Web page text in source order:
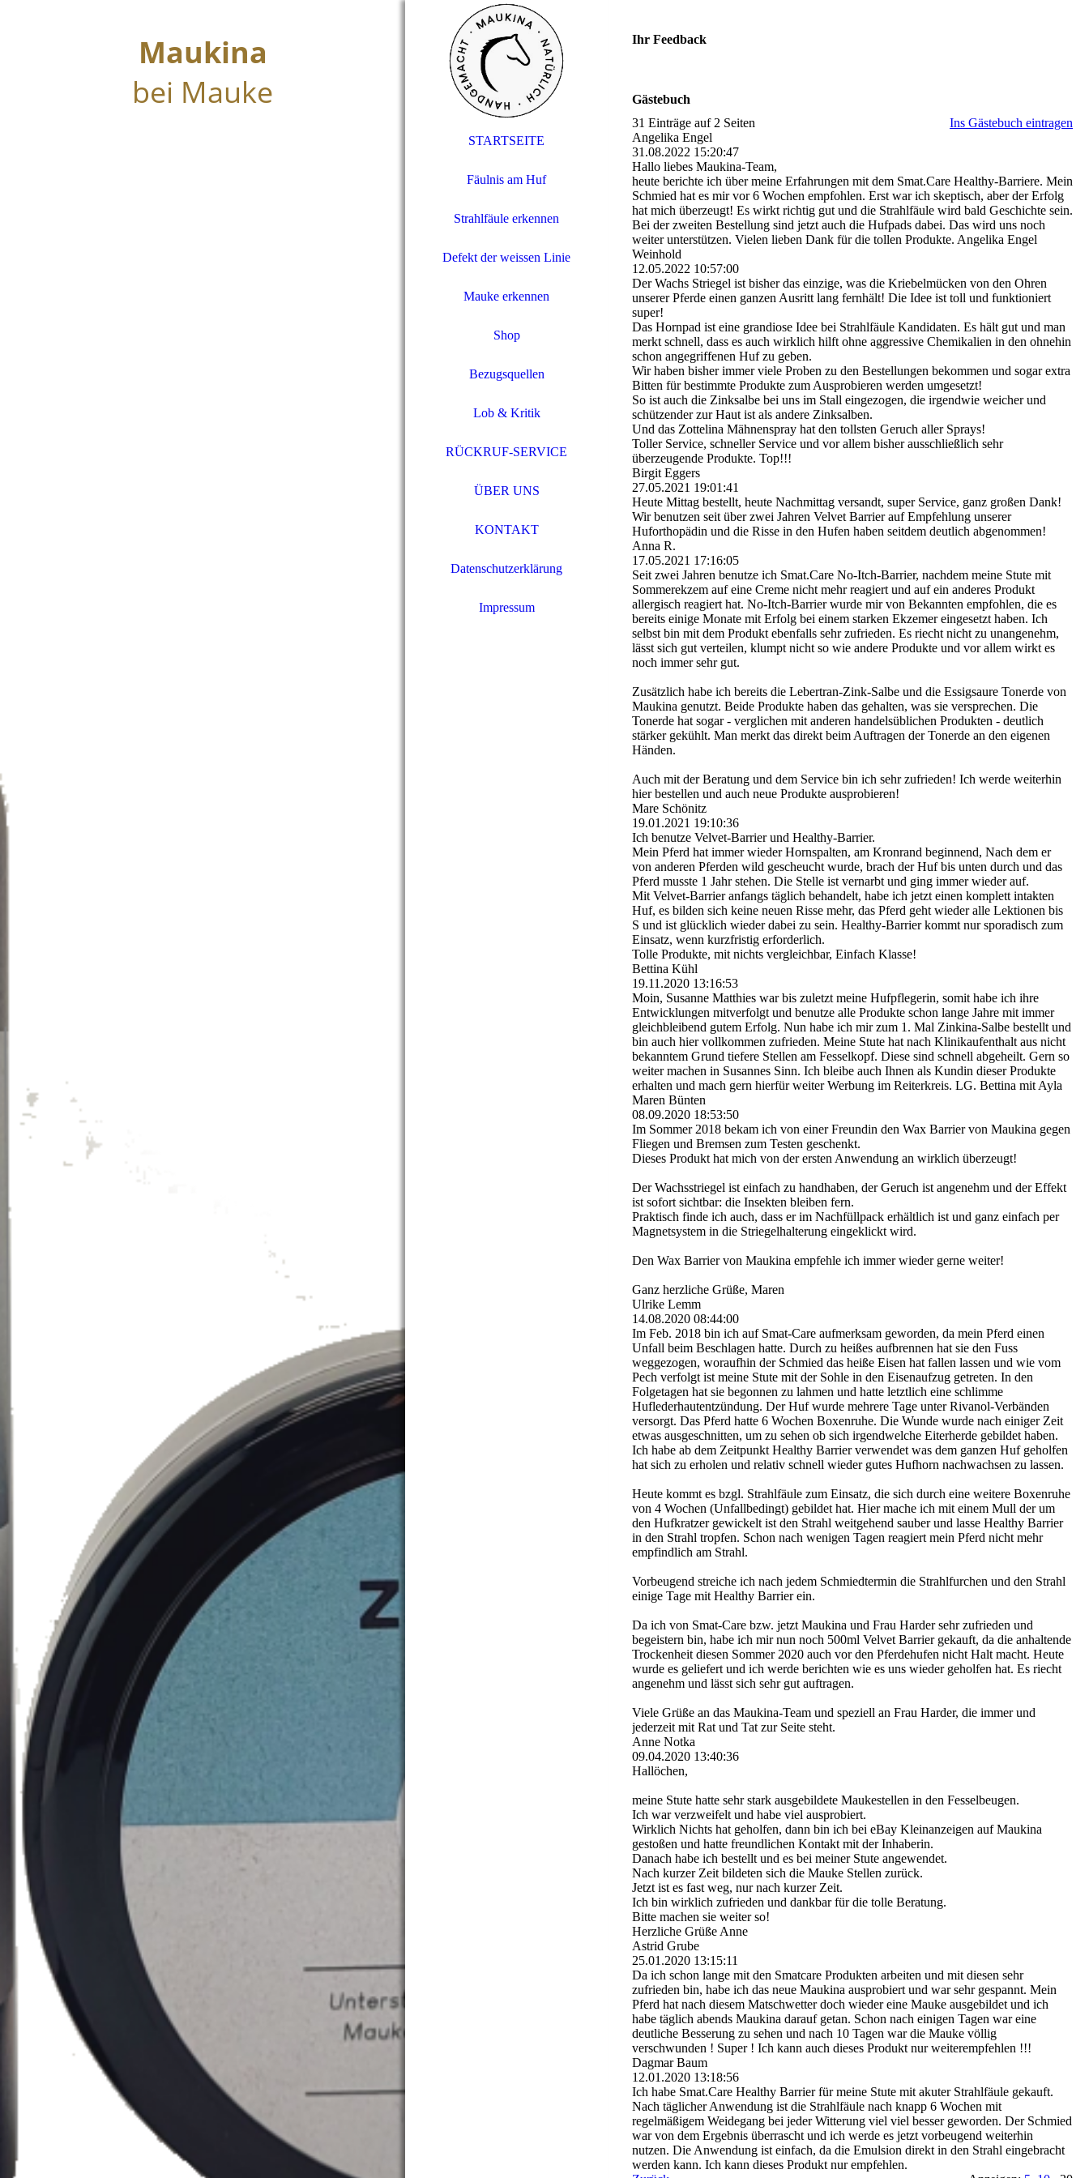
Maukina
bei Mauke
STARTSEITE
Fäulnis am Huf
Strahlfäule erkennen
Defekt der weissen Linie
Mauke erkennen
Shop
Bezugsquellen
Lob & Kritik
RÜCKRUF-SERVICE
ÜBER UNS
KONTAKT
Datenschutzerklärung
Impressum
Ihr Feedback
Gästebuch
31 Einträge auf 2 Seiten
Ins Gästebuch eintragen
Angelika Engel
31.08.2022 15:20:47
Hallo liebes Maukina-Team,
heute berichte ich über meine Erfahrungen mit dem Smat.Care Healthy-Barriere. Mein
Schmied hat es mir vor 6 Wochen empfohlen. Erst war ich skeptisch, aber der Erfolg
hat mich überzeugt! Es wirkt richtig gut und die Strahlfäule wird bald Geschichte sein.
Bei der zweiten Bestellung sind jetzt auch die Hufpads dabei. Das wird uns noch
weiter unterstützen. Vielen lieben Dank für die tollen Produkte. Angelika Engel
Weinhold
12.05.2022 10:57:00
Der Wachs Striegel ist bisher das einzige, was die Kriebelmücken von den Ohren
unserer Pferde einen ganzen Ausritt lang fernhält! Die Idee ist toll und funktioniert
super!
Das Hornpad ist eine grandiose Idee bei Strahlfäule Kandidaten. Es hält gut und man
merkt schnell, dass es auch wirklich hilft ohne aggressive Chemikalien in den ohnehin
schon angegriffenen Huf zu geben.
Wir haben bisher immer viele Proben zu den Bestellungen bekommen und sogar extra
Bitten für bestimmte Produkte zum Ausprobieren werden umgesetzt!
So ist auch die Zinksalbe bei uns im Stall eingezogen, die irgendwie weicher und
schützender zur Haut ist als andere Zinksalben.
Und das Zottelina Mähnenspray hat den tollsten Geruch aller Sprays!
Toller Service, schneller Service und vor allem bisher ausschließlich sehr
überzeugende Produkte. Top!!!
Birgit Eggers
27.05.2021 19:01:41
Heute Mittag bestellt, heute Nachmittag versandt, super Service, ganz großen Dank!
Wir benutzen seit über zwei Jahren Velvet Barrier auf Empfehlung unserer
Huforthopädin und die Risse in den Hufen haben seitdem deutlich abgenommen!
Anna R.
17.05.2021 17:16:05
Seit zwei Jahren benutze ich Smat.Care No-Itch-Barrier, nachdem meine Stute mit
Sommerekzem auf eine Creme nicht mehr reagiert und auf ein anderes Produkt
allergisch reagiert hat. No-Itch-Barrier wurde mir von Bekannten empfohlen, die es
bereits einige Monate mit Erfolg bei einem starken Ekzemer eingesetzt haben. Ich
selbst bin mit dem Produkt ebenfalls sehr zufrieden. Es riecht nicht zu unangenehm,
lässt sich gut verteilen, klumpt nicht so wie andere Produkte und vor allem wirkt es
noch immer sehr gut.
Zusätzlich habe ich bereits die Lebertran-Zink-Salbe und die Essigsaure Tonerde von
Maukina genutzt. Beide Produkte haben das gehalten, was sie versprechen. Die
Tonerde hat sogar - verglichen mit anderen handelsüblichen Produkten - deutlich
stärker gekühlt. Man merkt das direkt beim Auftragen der Tonerde an den eigenen
Händen.
Auch mit der Beratung und dem Service bin ich sehr zufrieden! Ich werde weiterhin
hier bestellen und auch neue Produkte ausprobieren!
Mare Schönitz
19.01.2021 19:10:36
Ich benutze Velvet-Barrier und Healthy-Barrier.
Mein Pferd hat immer wieder Hornspalten, am Kronrand beginnend, Nach dem er
von anderen Pferden wild gescheucht wurde, brach der Huf bis unten durch und das
Pferd musste 1 Jahr stehen. Die Stelle ist vernarbt und ging immer wieder auf.
Mit Velvet-Barrier anfangs täglich behandelt, habe ich jetzt einen komplett intakten
Huf, es bilden sich keine neuen Risse mehr, das Pferd geht wieder alle Lektionen bis
S und ist glücklich wieder dabei zu sein. Healthy-Barrier kommt nur sporadisch zum
Einsatz, wenn kurzfristig erforderlich.
Tolle Produkte, mit nichts vergleichbar, Einfach Klasse!
Bettina Kühl
19.11.2020 13:16:53
Moin, Susanne Matthies war bis zuletzt meine Hufpflegerin, somit habe ich ihre
Entwicklungen mitverfolgt und benutze alle Produkte schon lange Jahre mit immer
gleichbleibend gutem Erfolg. Nun habe ich mir zum 1. Mal Zinkina-Salbe bestellt und
bin auch hier vollkommen zufrieden. Meine Stute hat nach Klinikaufenthalt aus nicht
bekanntem Grund tiefere Stellen am Fesselkopf. Diese sind schnell abgeheilt. Gern so
weiter machen in Susannes Sinn. Ich bleibe auch Ihnen als Kundin dieser Produkte
erhalten und mach gern hierfür weiter Werbung im Reiterkreis. LG. Bettina mit Ayla
Maren Bünten
08.09.2020 18:53:50
Im Sommer 2018 bekam ich von einer Freundin den Wax Barrier von Maukina gegen
Fliegen und Bremsen zum Testen geschenkt.
Dieses Produkt hat mich von der ersten Anwendung an wirklich überzeugt!
Der Wachsstriegel ist einfach zu handhaben, der Geruch ist angenehm und der Effekt
ist sofort sichtbar: die Insekten bleiben fern.
Praktisch finde ich auch, dass er im Nachfüllpack erhältlich ist und ganz einfach per
Magnetsystem in die Striegelhalterung eingeklickt wird.
Den Wax Barrier von Maukina empfehle ich immer wieder gerne weiter!
Ganz herzliche Grüße, Maren
Ulrike Lemm
14.08.2020 08:44:00
Im Feb. 2018 bin ich auf Smat-Care aufmerksam geworden, da mein Pferd einen
Unfall beim Beschlagen hatte. Durch zu heißes aufbrennen hat sie den Fuss
weggezogen, woraufhin der Schmied das heiße Eisen hat fallen lassen und wie vom
Pech verfolgt ist meine Stute mit der Sohle in den Eisenaufzug getreten. In den
Folgetagen hat sie begonnen zu lahmen und hatte letztlich eine schlimme
Huflederhautentzündung. Der Huf wurde mehrere Tage unter Rivanol-Verbänden
versorgt. Das Pferd hatte 6 Wochen Boxenruhe. Die Wunde wurde nach einiger Zeit
etwas ausgeschnitten, um zu sehen ob sich irgendwelche Eiterherde gebildet haben.
Ich habe ab dem Zeitpunkt Healthy Barrier verwendet was dem ganzen Huf geholfen
hat sich zu erholen und relativ schnell wieder gutes Hufhorn nachwachsen zu lassen.
Heute kommt es bzgl. Strahlfäule zum Einsatz, die sich durch eine weitere Boxenruhe
von 4 Wochen (Unfallbedingt) gebildet hat. Hier mache ich mit einem Mull der um
den Hufkratzer gewickelt ist den Strahl weitgehend sauber und lasse Healthy Barrier
in den Strahl tropfen. Schon nach wenigen Tagen reagiert mein Pferd nicht mehr
empfindlich am Strahl.
Vorbeugend streiche ich nach jedem Schmiedtermin die Strahlfurchen und den Strahl
einige Tage mit Healthy Barrier ein.
Da ich von Smat-Care bzw. jetzt Maukina und Frau Harder sehr zufrieden und
begeistern bin, habe ich mir nun noch 500ml Velvet Barrier gekauft, da die anhaltende
Trockenheit diesen Sommer 2020 auch vor den Pferdehufen nicht Halt macht. Heute
wurde es geliefert und ich werde berichten wie es uns wieder geholfen hat. Es riecht
angenehm und lässt sich sehr gut auftragen.
Viele Grüße an das Maukina-Team und speziell an Frau Harder, die immer und
jederzeit mit Rat und Tat zur Seite steht.
Anne Notka
09.04.2020 13:40:36
Hallöchen,
meine Stute hatte sehr stark ausgebildete Maukestellen in den Fesselbeugen.
Ich war verzweifelt und habe viel ausprobiert.
Wirklich Nichts hat geholfen, dann bin ich bei eBay Kleinanzeigen auf Maukina
gestoßen und hatte freundlichen Kontakt mit der Inhaberin.
Danach habe ich bestellt und es bei meiner Stute angewendet.
Nach kurzer Zeit bildeten sich die Mauke Stellen zurück.
Jetzt ist es fast weg, nur nach kurzer Zeit.
Ich bin wirklich zufrieden und dankbar für die tolle Beratung.
Bitte machen sie weiter so!
Herzliche Grüße Anne
Astrid Grube
25.01.2020 13:15:11
Da ich schon lange mit den Smatcare Produkten arbeiten und mit diesen sehr
zufrieden bin, habe ich das neue Maukina ausprobiert und war sehr gespannt. Mein
Pferd hat nach diesem Matschwetter doch wieder eine Mauke ausgebildet und ich
habe täglich abends Maukina darauf getan. Schon nach einigen Tagen war eine
deutliche Besserung zu sehen und nach 10 Tagen war die Mauke völlig
verschwunden ! Super ! Ich kann auch dieses Produkt nur weiterempfehlen !!!
Dagmar Baum
12.01.2020 13:18:56
Ich habe Smat.Care Healthy Barrier für meine Stute mit akuter Strahlfäule gekauft.
Nach täglicher Anwendung ist die Strahlfäule nach knapp 6 Wochen mit
regelmäßigem Weidegang bei jeder Witterung viel viel besser geworden. Der Schmied
war von dem Ergebnis überrascht und ich werde es jetzt vorbeugend weiterhin
nutzen. Die Anwendung ist einfach, da die Emulsion direkt in den Strahl eingebracht
werden kann. Ich kann dieses Produkt nur empfehlen.